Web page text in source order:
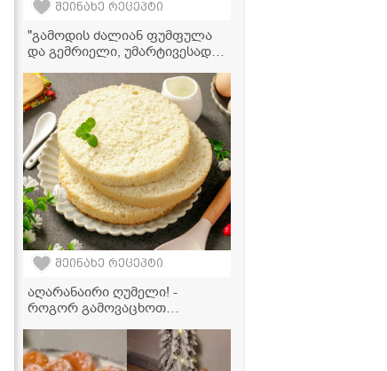
შეინახე რეცეპტი
"გამოდის ძალიან ფუმფულა
და გემრიელი, უმარტივესად
ვიდეორეცეპტი
შეინახე რეცეპტი
აღარანაირი ღუმელი! -
როგორ გამოვაცხოთ
აეროგრილში 20 წუთში